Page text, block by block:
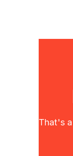
That's